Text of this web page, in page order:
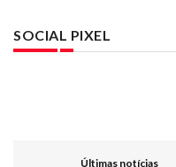
SOCIAL PIXEL
Últimas notícias